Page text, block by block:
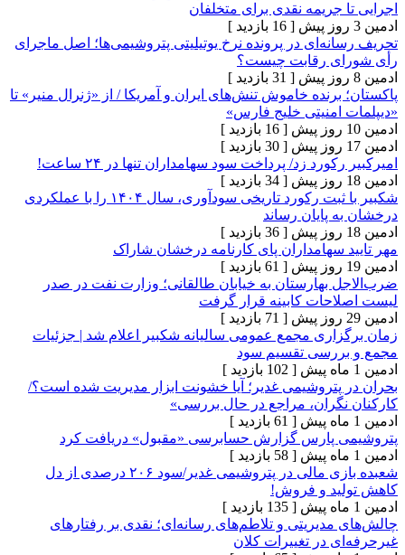
نقدی برای متخلفان
[ 16 بازدید ]
در پرونده نرخ یوتیلیتی پتروشیمی‌ها؛ اصل ماجرای
رقابت چیست؟
[ 31 بازدید ]
خاموش تنش‌های ایران و آمریکا / از «ژنرال منیر» تا
خلیج فارس»
[ 16 بازدید ]
[ 30 بازدید ]
زد/ پرداخت سود سهامداران تنها در ۲۴ ساعت!
[ 34 بازدید ]
شکبیر با ثبت رکورد تاریخی سودآوری، سال ۱۴۰۴ را با عملکردی
رساند
[ 36 بازدید ]
سهامداران پای کارنامه درخشان شاراک
[ 61 بازدید ]
به خیابان طالقانی؛ وزارت نفت در صدر
کابینه قرار گرفت
[ 71 بازدید ]
مجمع عمومی سالیانه شکبیر اعلام شد | جزئیات
تقسیم سود
[ 102 بازدید ]
غدیر؛ آیا خشونت ابزار مدیریت شده است؟/
مراجع در حال بررسی»
[ 61 بازدید ]
پارس گزارش حسابرسی «مقبول» دریافت کرد
[ 58 بازدید ]
شعبده بازی مالی در پتروشیمی‌ غدیر/سود ۲۰۶ درصدی از دل
و فروش!
[ 135 بازدید ]
و تلاطم‌های رسانه‌ای؛ نقدی بر رفتارهای
در تغییرات کلان